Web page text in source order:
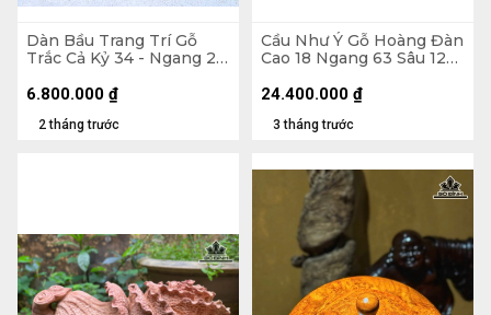
Dàn Bầu Trang Trí Gỗ
Trắc Cả Kỷ 34 - Ngang 23
2 tháng trước
6.800.000 ₫
Cầu Như Ý Gỗ Hoàng Đàn
Cao 18 Ngang 63 Sâu 12
Sâu 26 (cm)
3 tháng trước
24.400.000 ₫